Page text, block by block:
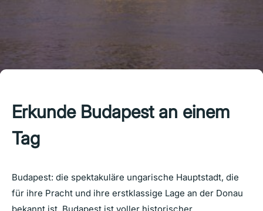
Erkunde Budapest an einem
Tag
Budapest: die spektakuläre ungarische Hauptstadt, die
für ihre Pracht und ihre erstklassige Lage an der Donau